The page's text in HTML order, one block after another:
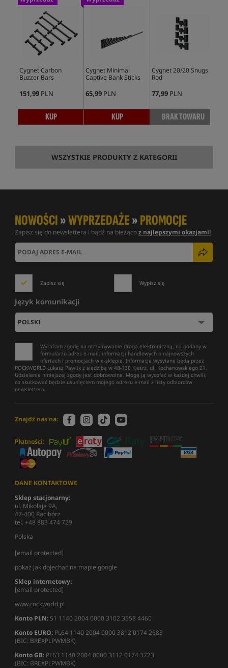
Cygnet Carbon
Buzzer Bars
151,99 PLN
KUP
Cygnet Minimal
Captive Bank Sticks
65,99 PLN
KUP
Cygnet 20/20 Snugs 2
Rod
77,99 PLN
BRAK TOWARU
WSZYSTKIE PRODUKTY Z KATEGORII
NOWOŚCI»WYPRZEDAŻE»PROMOCJE
Zapisz się do newslettera i bądź na bieżącoz najlepszymi okazjami!
Zapisz się Wypisz się
Język komunikacji
Wyrażam zgodę na otrzymywanie drogą elektroniczną, na podany w
formularzu adres e-mail, informacji handlowych o najnowszych
ofertach i promocjach w e-sklepie. Informacje wysyłane będą przez
ROCKWORLD Łukasz Pawlik z siedzibą w 48-130 Kietrz, ul. Kochanowskiego 21.
Udzielenie niniejszej zgody jest dobrowolne. Mogę ją wycofać w każdej chwili,
co skutkować będzie usunięciem mojego adresu e-mail z listy odbiorców
newslettera.
Znajdź nas na:
Płatności:
DANE KONTAKTOWE
Sklep stacjonarny:
ul. Mikołaja 9A,
47-400 Racibórz
tel. +48 883 474 729
Polska
[email protected]
pokaż jak dojechać na mapie google
Sklep internetowy:
[email protected]
www.rockworld.pl
Konto PLN: 51 1140 2004 0000 3102 3558 4460
Konto EURO: PL64 1140 2004 0000 3812 0174 2683
(BIC: BREXPLPWMBK)
Konto GB: PL63 1140 2004 0000 3112 0174 3723
(BIC: BREXPLPWMBK)